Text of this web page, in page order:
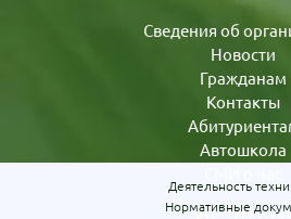
Сведения об
Новости
Гражданам
Контакты
Автошкола
Деятельность
Нормативные